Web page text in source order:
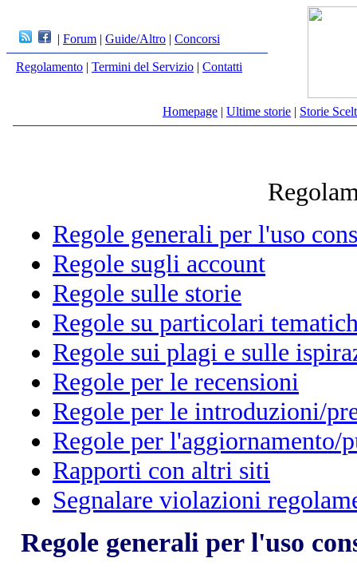
| Forum | Guide/Altro | Concorsi
Regolamento | Termini del Servizio | Contatti
Homepage | Ultime storie | Storie
Regole generali per l'uso
Regole sugli account
Regole sulle storie
Regole su particolari
Regole sui plagi e sulle
Regole per le recensioni
Regole per le introduzioni/
Regole per l'aggiornamento/
Rapporti con altri siti
Segnalare violazioni
Regole generali per l'uso